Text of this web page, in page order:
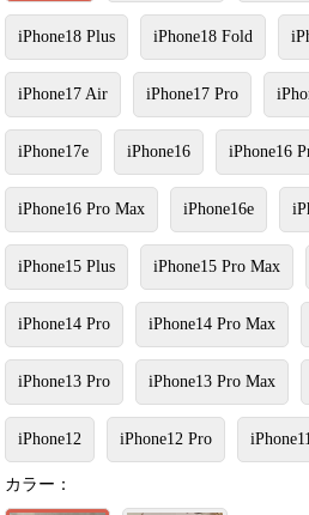
iPhone18 Plus iPhone18 Fold
iPhone17 Air iPhone17 Pro
iPhone17e iPhone16 iPhone16
iPhone16 Pro Max iPhone16e
iPhone15 Plus iPhone15 Pro Max
iPhone14 Pro iPhone14 Pro Max
iPhone13 Pro iPhone13 Pro Max
iPhone12 iPhone12 Pro iPhone11
カラー：